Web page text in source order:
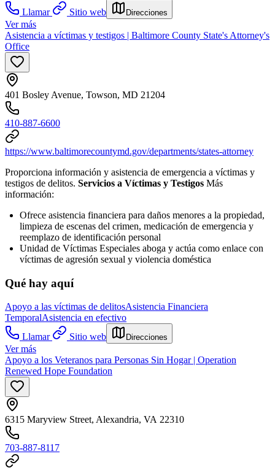
Llamar
Sitio web Direcciones
Ver más
Asistencia a víctimas y testigos | Baltimore County State's Attorney's
Office
401 Bosley Avenue, Towson, MD 21204
410-887-6600
https://www.baltimorecountymd.gov/departments/states-attorney
Proporciona información y asistencia de emergencia a víctimas y
testigos de delitos. Servicios a Víctimas y Testigos Más
información:
Ofrece asistencia financiera para daños menores a la propiedad,
limpieza de escenas del crimen, medicación de emergencia y
reemplazo de identificación personal
Unidad de Víctimas Especiales aboga y actúa como enlace con
víctimas de agresión sexual y violencia doméstica
Qué hay aquí
Apoyo a las víctimas de delitosAsistencia Financiera
TemporalAsistencia en efectivo
Llamar
Sitio web Direcciones
Ver más
Apoyo a los Veteranos para Personas Sin Hogar | Operation
Renewed Hope Foundation
6315 Maryview Street, Alexandria, VA 22310
703-887-8117